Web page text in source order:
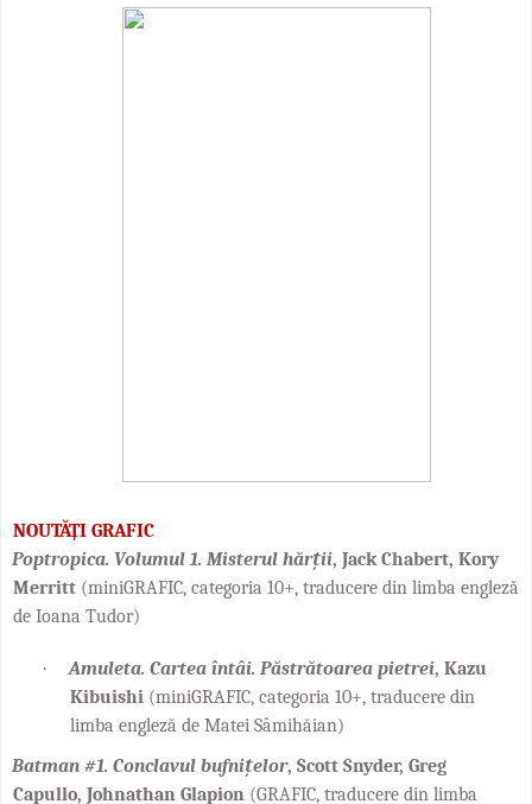
NOUTĂȚI GRAFIC
Poptropica. Volumul 1. Misterul hărții, Jack Chabert, Kory
Merritt (miniGRAFIC, categoria 10+, traducere din limba engleză
de Ioana Tudor)
· Amuleta. Cartea întâi. Păstrătoarea pietrei, Kazu
Kibuishi (miniGRAFIC, categoria 10+, traducere din
limba engleză de Matei Sâmihăian)
Batman #1. Conclavul bufnițelor, Scott Snyder, Greg
Capullo, Johnathan Glapion (GRAFIC, traducere din limba